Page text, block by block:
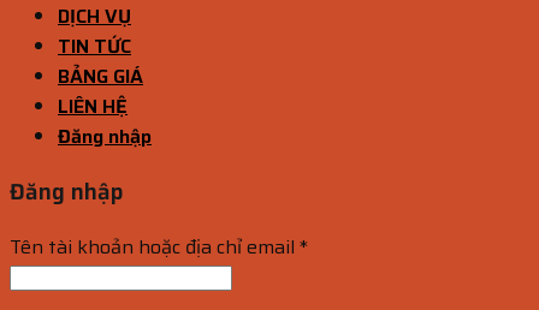
DỊCH VỤ
TIN TỨC
BẢNG GIÁ
LIÊN HỆ
Đăng nhập
Đăng nhập
Tên tài khoản hoặc địa chỉ email *